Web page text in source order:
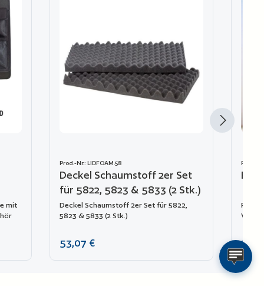
mit
Prod.-Nr.: LIDFOAM.58
Deckel Schaumstoff 2er Set
für 5822, 5823 & 5833 (2 Stk.)
Deckel Schaumstoff 2er Set für 5822,
5823 & 5833 (2 Stk.)
Regulärer Preis:
53,07 €
Prod.-